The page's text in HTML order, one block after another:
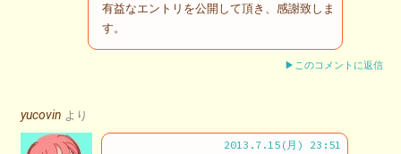
有益なエントリを公開して頂き、感謝致しま
す。
▶このコメントに返信
yucovin より
2013.7.15(月) 23:51